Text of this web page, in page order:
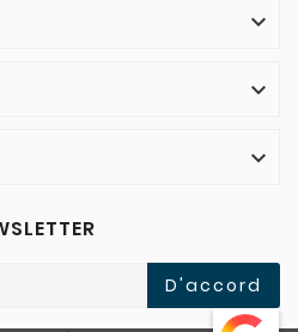



D'accord